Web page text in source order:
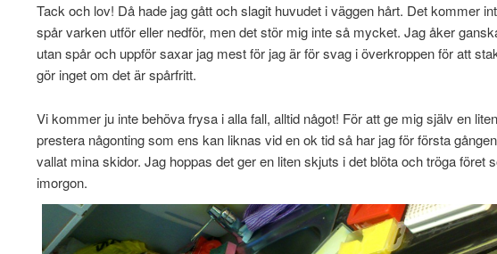
Tack och lov! Då hade jag gått och slagit huvudet i väggen hårt. Det kommer
spår varken utför eller nedför, men det stör mig inte så mycket. Jag åker
utan spår och uppför saxar jag mest för jag är för svag i överkroppen för att
gör inget om det är spårfritt.
Vi kommer ju inte behöva frysa i alla fall, alltid något! För att ge mig själv en
prestera någonting som ens kan liknas vid en ok tid så har jag för första
vallat mina skidor. Jag hoppas det ger en liten skjuts i det blöta och tröga föret
imorgon.